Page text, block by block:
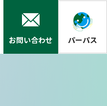
お問い合わせ パーパス